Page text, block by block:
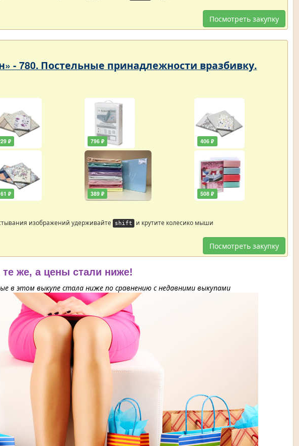
Посмотреть закупку
- 780. Постельные принадлежности вразбивку.
₽
₽
796 ₽
389 ₽
406 ₽
508 ₽
изображений удерживайте shift и крутите колесико мыши
Посмотреть закупку
же, а цены стали ниже!
в этом выкупе стала ниже по сравнению с недавними выкупами